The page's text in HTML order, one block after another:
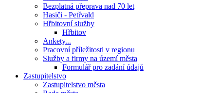
Bezplatná přeprava nad 70 let
Hasiči - Petřvald
Hřbitovní služby
Hřbitov
Ankety...
Pracovní příležitosti v regionu
Služby a firmy na území města
Formulář pro zadání údajů
Zastupitelstvo
Zastupitelstvo města